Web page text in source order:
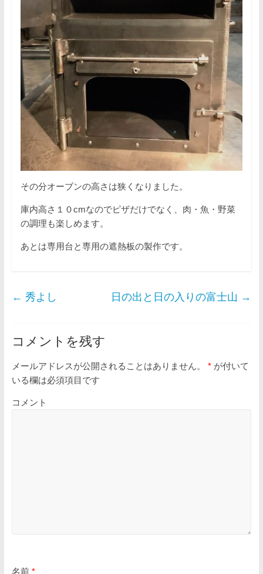
その分オーブンの高さは狭くなりました。
庫内高さ１０cmなのでピザだけでなく、肉・魚・野菜
の調理も楽しめます。
あとは専用台と専用の遮熱板の製作です。
← 秀よし 日の出と日の入りの富士山 →
コメントを残す
メールアドレスが公開されることはありません。 *が付いて
いる欄は必須項目です
コメント
名前 *